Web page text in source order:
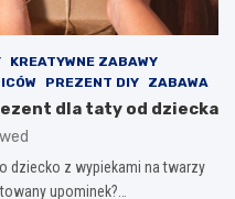
KREATYWNE ZABAWY
PREZENT DIY ZABAWA
dla taty od dziecka
dziecko z wypiekami na twarzy
upominek?…